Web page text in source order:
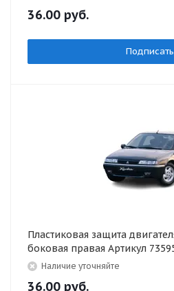
36.00 руб.
Пластиковая защита
боковая правая Артикул
Наличие уточняйте
36.00 руб.